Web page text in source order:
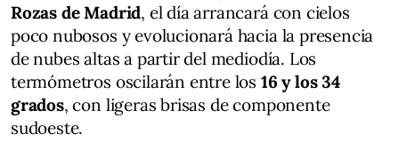
Rozas de Madrid, el día arrancará con cielos
poco nubosos y evolucionará hacia la presencia
de nubes altas a partir del mediodía. Los
termómetros oscilarán entre los 16 y los 34
grados, con ligeras brisas de componente
sudoeste.